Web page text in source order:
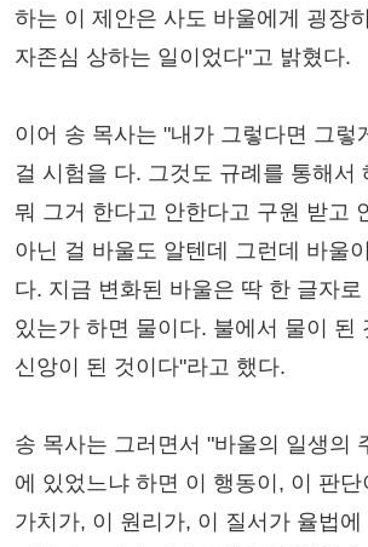
하는 이 제안은 사도 바울에게 굉장
자존심 상하는 일이었다"고 밝혔다.
이어 송 목사는 "내가 그렇다면 그렇
걸 시험을 다. 그것도 규례를 통해서
뭐 그거 한다고 안한다고 구원 받고
아닌 걸 바울도 알텐데 그런데 바울
다. 지금 변화된 바울은 딱 한 글자
있는가 하면 물이다. 불에서 물이 된
신앙이 된 것이다"라고 했다.
송 목사는 그러면서 "바울의 일생의
에 있었느냐 하면 이 행동이, 이 판단
가치가, 이 원리가, 이 질서가 율법